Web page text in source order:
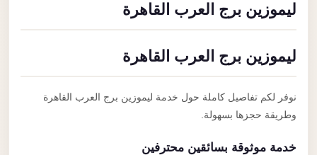
ليموزين برج العرب القاهرة
ليموزين برج العرب القاهرة
نوفر لكم تفاصيل كاملة حول خدمة ليموزين برج العرب القاهرة
وطريقة حجزها بسهولة.
خدمة موثوقة بسائقين محترفين